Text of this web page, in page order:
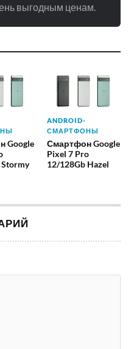
выгодным ценам.
Google
ANDROID-
СМАРТФОНЫ
Смартфон Google
Pixel 7 Pro
12/128Gb Hazel